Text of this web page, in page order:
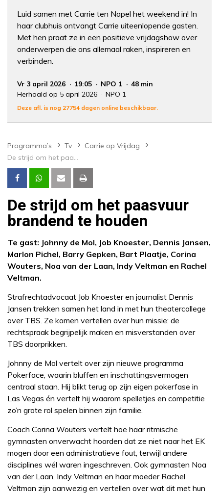
Luid samen met Carrie ten Napel het weekend in! In
haar clubhuis ontvangt Carrie uiteenlopende gasten.
Met hen praat ze in een positieve vrijdagshow over
onderwerpen die ons allemaal raken, inspireren en
verbinden.
Vr 3 april 2026 19:05 NPO 1
48 min
Herhaald op 5 april 2026
NPO 1
Deze afl. is nog 27754 dagen online beschikbaar.
Programma’s Tv
Carrie op Vrijdag
De strijd om het paasvuur brandend te houden
De strijd om het paasvuur
brandend te houden
Te gast: Johnny de Mol, Job Knoester, Dennis Jansen,
Marlon Pichel, Barry Gepken, Bart Plaatje, Corina
Wouters, Noa van der Laan, Indy Veltman en Rachel
Veltman.
Strafrechtadvocaat Job Knoester en journalist Dennis
Jansen trekken samen het land in met hun theatercollege
over TBS. Ze komen vertellen over hun missie: de
rechtspraak begrijpelijk maken en misverstanden over
TBS doorprikken.
Johnny de Mol vertelt over zijn nieuwe programma
Pokerface, waarin bluffen en inschattingsvermogen
centraal staan. Hij blikt terug op zijn eigen pokerfase in
Las Vegas én vertelt hij waarom spelletjes en competitie
zo’n grote rol spelen binnen zijn familie.
Coach Corina Wouters vertelt hoe haar ritmische
gymnasten onverwacht hoorden dat ze niet naar het EK
mogen door een administratieve fout, terwijl andere
disciplines wél waren ingeschreven. Ook gymnasten Noa
van der Laan, Indy Veltman en haar moeder Rachel
Veltman zijn aanwezig en vertellen over wat dit met hun